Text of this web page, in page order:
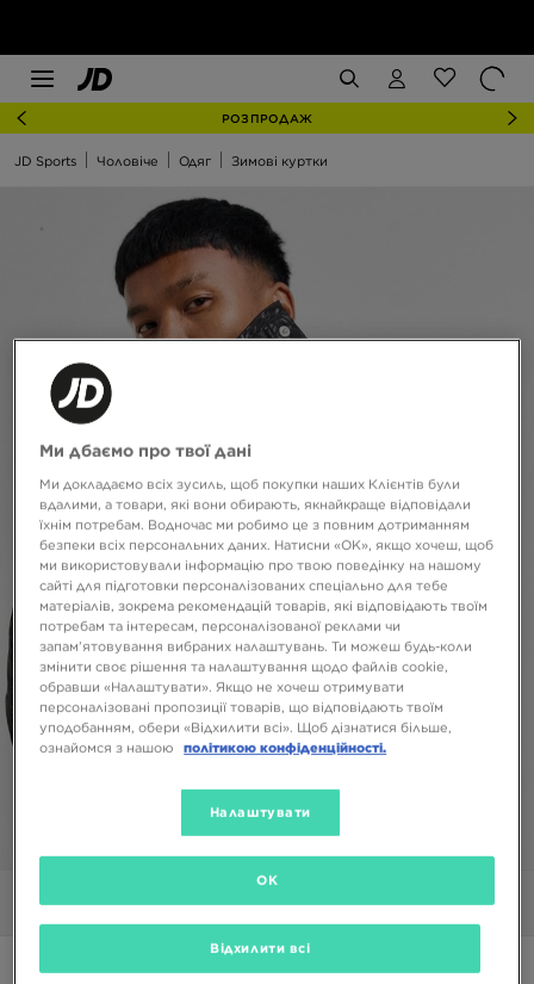
РОЗПРОДАЖ
JD Sports Чоловіче Одяг Зимові куртки
Фото Відео
ONLY AT JD
Ми дбаємо про твої дані
Ми докладаємо всіх зусиль, щоб покупки наших Клієнтів були
вдалими, а товари, які вони обирають, якнайкраще відповідали
їхнім потребам. Водночас ми робимо це з повним дотриманням
безпеки всіх персональних даних. Натисни «OK», якщо хочеш, щоб
ми використовували інформацію про твою поведінку на нашому
сайті для підготовки персоналізованих спеціально для тебе
матеріалів, зокрема рекомендацій товарів, які відповідають твоїм
потребам та інтересам, персоналізованої реклами чи
запам’ятовування вибраних налаштувань. Ти можеш будь-коли
змінити своє рішення та налаштування щодо файлів cookie,
обравши «Налаштувати». Якщо не хочеш отримувати
персоналізовані пропозиції товарів, що відповідають твоїм
уподобанням, обери «Відхилити всі». Щоб дізнатися більше,
ознайомся з нашою
політикою конфіденційності.
Налаштувати
Відхилити всі
OK